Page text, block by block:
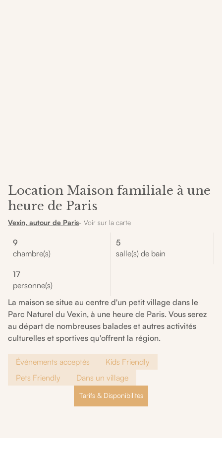
Location Maison familiale à une
heure de Paris
Vexin, autour de Paris- Voir sur la carte
9
chambre(s)
5
salle(s) de bain
17
personne(s)
La maison se situe au centre d'un petit village dans le
Parc Naturel du Vexin, à une heure de Paris. Vous serez
au départ de nombreuses balades et autres activités
culturelles et sportives qu'offrent la région.
Événements acceptés
Kids Friendly
Pets Friendly
Dans un village
Tarifs & Disponibilités